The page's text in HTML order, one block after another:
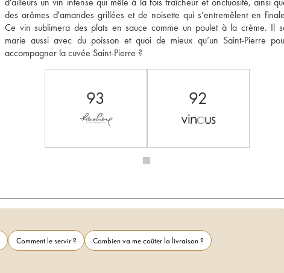
des arômes d'amandes grillées et de noisette qui s’entremêlent en
Ce vin sublimera des plats en sauce comme un poulet à la crème. Il
marie aussi avec du poisson et quoi de mieux qu’un Saint-Pierre
accompagner la cuvée Saint-Pierre ?
93 92
Comment le servir ?
Combien va me coûter la livraison ?